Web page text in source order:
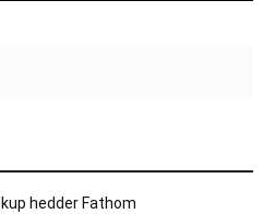
hedder Fathom